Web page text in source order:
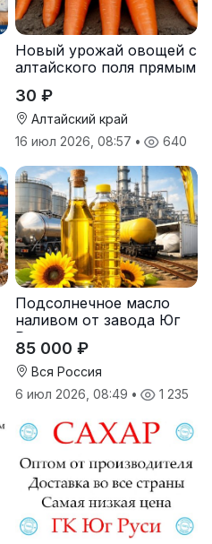
Новый урожай овощей с
алтайского поля прямым
30 ₽
Алтайский край
16 июл 2026, 08:57 • 640
Подсолнечное масло
наливом от завода Юг
Руси
85 000 ₽
Вся Россия
6 июл 2026, 08:49 • 1 235